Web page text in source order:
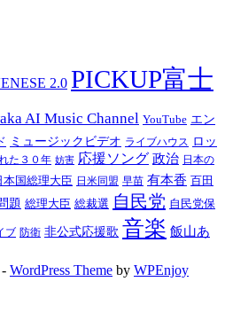
2.0 PICKUP富士
AI Music Channel YouTube エン
ミュージックビデオ ライブハウス ロッ
た３０年 妨害 応援ソング 政治 日本の
本国総理大臣 日米同盟 早苗 有本香 百田
題 総理大臣 総裁選 自民党 自民党保
ブ 防衛 非公式応援歌 音楽 飯山あ
WordPress Theme by WPEnjoy